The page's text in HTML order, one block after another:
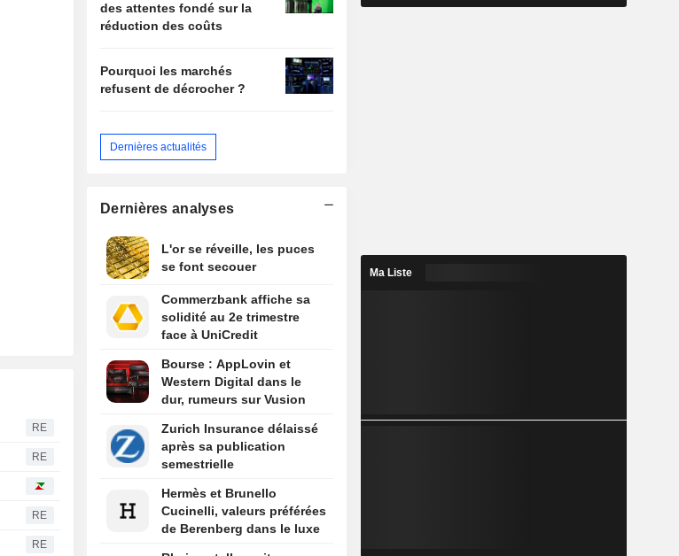
RE
RE
RE
RE
des attentes fondé sur la
réduction des coûts
Pourquoi les marchés
refusent de décrocher ?
Dernières actualités
Dernières analyses
L'or se réveille, les puces
se font secouer
Commerzbank affiche sa
solidité au 2e trimestre
face à UniCredit
Bourse : AppLovin et
Western Digital dans le
dur, rumeurs sur Vusion
Zurich Insurance délaissé
après sa publication
semestrielle
Hermès et Brunello
Cucinelli, valeurs préférées
de Berenberg dans le luxe
Ma Liste